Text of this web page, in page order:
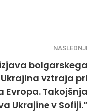
NASLEDNJI
bolgarskega
vztraja pri
Evropa. Takojšnja
Ukrajine v Sofiji.”